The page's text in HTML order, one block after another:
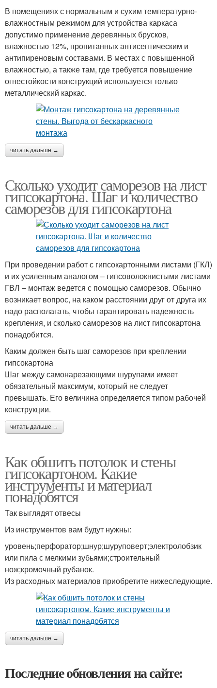
В помещениях с нормальным и сухим температурно-
влажностным режимом для устройства каркаса
допустимо применение деревянных брусков,
влажностью 12%, пропитанных антисептическим и
антипиреновым составами. В местах с повышенной
влажностью, а также там, где требуется повышение
огнестойкости конструкций используется только
металлический каркас.
читать дальше →
Сколько уходит саморезов на лист
гипсокартона. Шаг и количество
саморезов для гипсокартона
При проведении работ с гипсокартонными листами (ГКЛ)
и их усиленным аналогом – гипсоволокнистыми листами
ГВЛ – монтаж ведется с помощью саморезов. Обычно
возникает вопрос, на каком расстоянии друг от друга их
надо располагать, чтобы гарантировать надежность
крепления, и сколько саморезов на лист гипсокартона
понадобится.
Каким должен быть шаг саморезов при креплении
гипсокартона
Шаг между самонарезающими шурупами имеет
обязательный максимум, который не следует
превышать. Его величина определяется типом рабочей
конструкции.
читать дальше →
Как обшить потолок и стены
гипсокартоном. Какие
инструменты и материал
понадобятся
Так выглядят отвесы
Из инструментов вам будут нужны:
уровень;перфоратор;шнур;шуруповерт;электролобзик
или пила с мелкими зубьями;строительный
нож;кромочный рубанок.
Из расходных материалов приобретите нижеследующие.
читать дальше →
Последние обновления на сайте: